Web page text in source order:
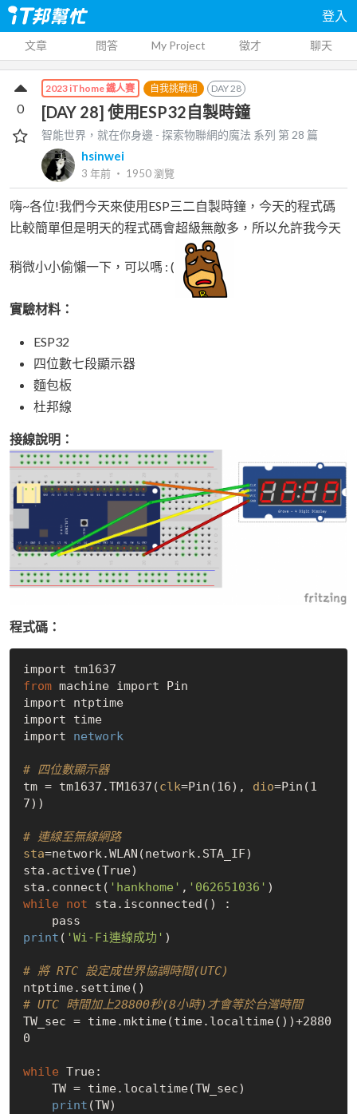
登入
文章 問答 My Project 徵才 聊天
2023 iThome 鐵人賽 自我挑戰組 DAY28
[DAY 28] 使用ESP32自製時鐘
智能世界，就在你身邊 - 探索物聯網的魔法 系列 第28 篇
hsinwei
3 年前 ‧ 1950瀏覽
0
嗨~各位!我們今天來使用ESP三二自製時鐘，今天的程式碼
比較簡單但是明天的程式碼會超級無敵多，所以允許我今天
稍微小小偷懶一下，可以嗎 : (
實驗材料：
ESP32
四位數七段顯示器
麵包板
杜邦線
接線說明：
程式碼：
from machine import Pin
import ntptime
import time
import network
# 四位數顯示器
tm = tm1637.TM1637(clk=Pin(16), dio=Pin(1
7))
# 連線至無線網路
sta=network.WLAN(network.STA_IF)
sta.active(True)
sta.connect( 'hankhome' , '062651036'
while
not sta.isconnected() :
print ( 'Wi-Fi連線成功' )
# 將 RTC 設定成世界協調時間(UTC)
# UTC 時間加上28800秒(8小時)才會等於台灣時間
TW_sec = time.mktime(time.localtime())+2880
0
while True:
print (TW)